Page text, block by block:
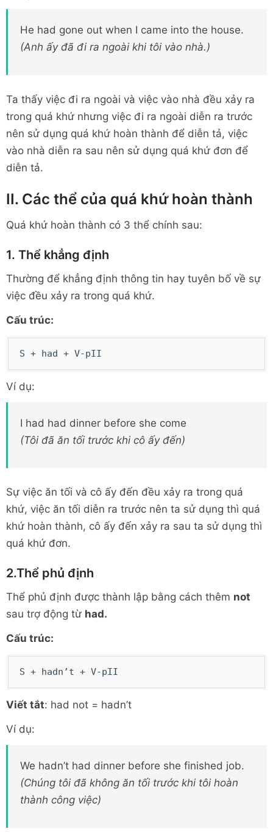
He had gone out when I came into the house.
(Anh ấy đã đi ra ngoài khi tôi vào nhà.)
Ta thấy việc đi ra ngoài và việc vào nhà đều xảy ra
trong quá khứ nhưng việc đi ra ngoài diễn ra trước
nên sử dụng quá khứ hoàn thành để diễn tả, việc
vào nhà diễn ra sau nên sử dụng quá khứ đơn để
diễn tả.
II. Các thể của quá khứ hoàn thành
Quá khứ hoàn thành có 3 thể chính sau:
1. Thể khẳng định
Thường để khẳng định thông tin hay tuyên bố về sự
việc đều xảy ra trong quá khứ.
Cấu trúc:
S + had + V-pII
Ví dụ:
I had had dinner before she come
(Tôi đã ăn tối trước khi cô ấy đến)
Sự việc ăn tối và cô ấy đến đều xảy ra trong quá
khứ, việc ăn tối diễn ra trước nên ta sử dụng thì quá
khứ hoàn thành, cô ấy đến xảy ra sau ta sử dụng thì
quá khứ đơn.
2.Thể phủ định
Thể phủ định được thành lập bằng cách thêm not
sau trợ động từ had.
Cấu trúc:
S + hadn’t + V-pII
Viết tắt: had not = hadn’t
Ví dụ:
We hadn’t had dinner before she finished job.
(Chúng tôi đã không ăn tối trước khi tôi hoàn
thành công việc)